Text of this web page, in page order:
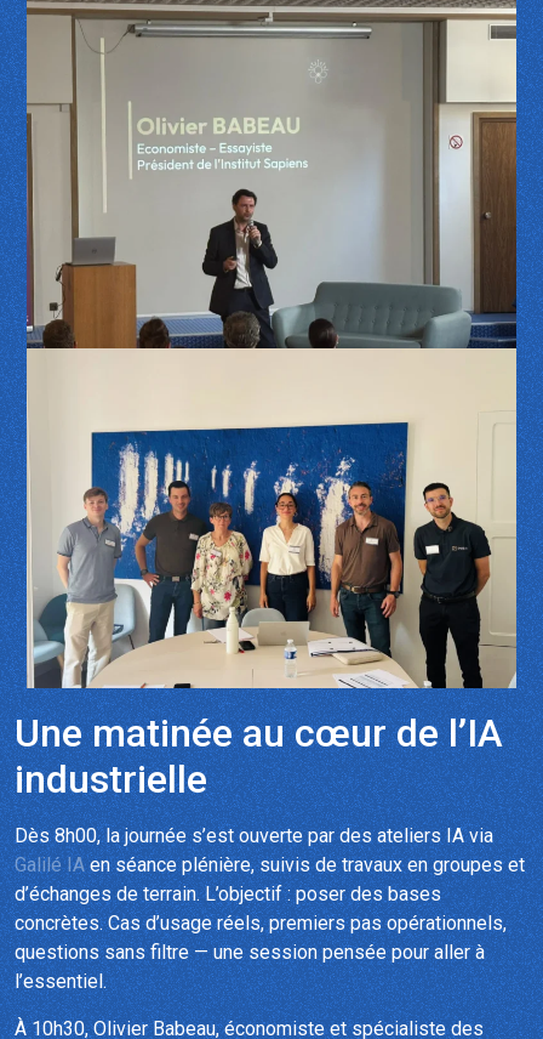
Une matinée au cœur de l’IA
industrielle
Dès 8h00, la journée s’est ouverte par des ateliers IA via
Galilé IAen séance plénière, suivis de travaux en groupes et
d’échanges de terrain. L’objectif : poser des bases
concrètes. Cas d’usage réels, premiers pas opérationnels,
questions sans filtre — une session pensée pour aller à
l’essentiel.
À 10h30, Olivier Babeau, économiste et spécialiste des